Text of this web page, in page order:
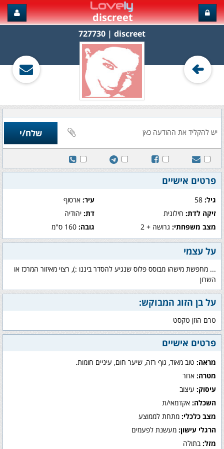
discreet
discreet‏ | 727730
פרטים אישיים
גיל: עיר:ארסוף
זיקה לדת: חילונית דת:יהודיה
מצב משפחתי: גרושה + 2 גובה:160 ס"מ
על עצמי
... מחפשת מישהו מבוסס פלוס שנגיע להסדר ביננו :), רצוי מאיזור המרכז או
השרון
על בן הזוג המבוקש:
טרם הוזן טקסט
פרטים אישיים
מראה: טוב מאוד, גוף רזה, שיער חום, עיניים חומות.
מטרה: אחר
עיסוק: עיצוב
השכלה: אקדמאי/ת
מצב כלכלי: מתחת לממוצע
הרגלי עישון: מעשנת לפעמים
מזל: בתולה